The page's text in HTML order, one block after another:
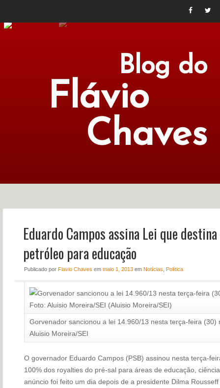
Blog do
Flávio
Chaves
NOTÍCIAS PERFIL
Eduardo Campos assina Lei que
petróleo para educação
Publicado por Flavio Chaves em maio 1, 2013em Notícias Política
Gorvenador sancionou a lei 14.960/13 nesta terça-feira
Aluisio Moreira/SEI
O governador Eduardo Campos (PSB) assinou nesta terça-
100% dos royalties do pré-sal para áreas de educação,
anúncio foi feito um dia depois de a presidente Dilma